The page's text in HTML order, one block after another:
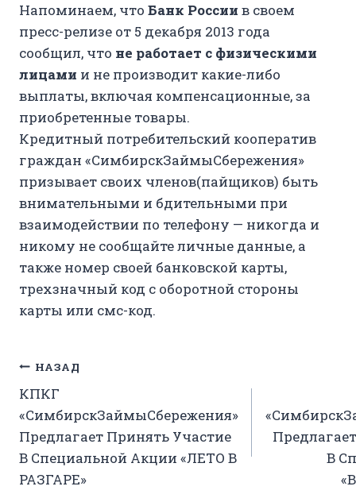
Напоминаем, что Банк России в своем
пресс-релизе от 5 декабря 2013 года
сообщил, что не работает с физическими
лицами и не производит какие-либо
выплаты, включая компенсационные, за
приобретенные товары.
Кредитный потребительский кооператив
граждан «СимбирскЗаймыСбережения»
призывает своих членов(пайщиков) быть
внимательными и бдительными при
взаимодействии по телефону — никогда и
никому не сообщайте личные данные, а
также номер своей банковской карты,
трехзначный код с оборотной стороны
карты или смс-код.
Навигация
по
записям
НАЗАД
КПКГ
«СимбирскЗаймыСбережения»
Предлагает Принять Участие
В Специальной Акции «ЛЕТО В
РАЗГАРЕ»
В